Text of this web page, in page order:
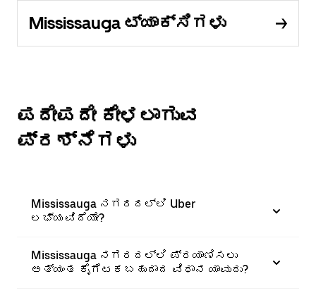
Mississauga ಟ್ಯಾಕ್ಸಿಗಳು
ಪದೇಪದೇ ಕೇಳಲಾಗುವ
ಪ್ರಶ್ನೆಗಳು
Mississauga ನಗರದಲ್ಲಿ Uber
ಲಭ್ಯವಿದೆಯೇ?
Mississauga ನಗರದಲ್ಲಿ ಪ್ರಯಾಣಿಸಲು
ಅತ್ಯಂತ ಕೈಗೆಟಕಬಹುದಾದ ವಿಧಾನ ಯಾವುದು?